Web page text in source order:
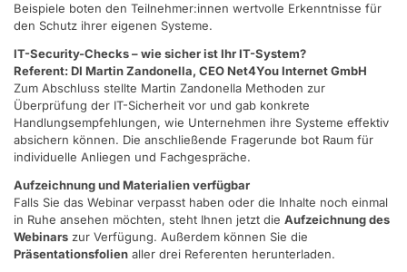
Beispiele boten den Teilnehmer:innen wertvolle Erkenntnisse für
den Schutz ihrer eigenen Systeme.
IT-Security-Checks – wie sicher ist Ihr IT-System?
Referent: DI Martin Zandonella, CEO Net4You Internet GmbH
Zum Abschluss stellte Martin Zandonella Methoden zur
Überprüfung der IT-Sicherheit vor und gab konkrete
Handlungsempfehlungen, wie Unternehmen ihre Systeme effektiv
absichern können. Die anschließende Fragerunde bot Raum für
individuelle Anliegen und Fachgespräche.
Aufzeichnung und Materialien verfügbar
Falls Sie das Webinar verpasst haben oder die Inhalte noch einmal
in Ruhe ansehen möchten, steht Ihnen jetzt die Aufzeichnung des
Webinars zur Verfügung. Außerdem können Sie die
Präsentationsfolien aller drei Referenten herunterladen.